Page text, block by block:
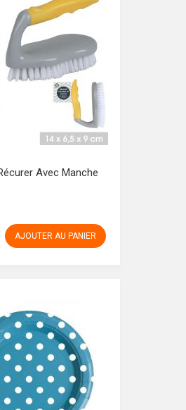
Avec Manche
AJOUTER AU PANIER